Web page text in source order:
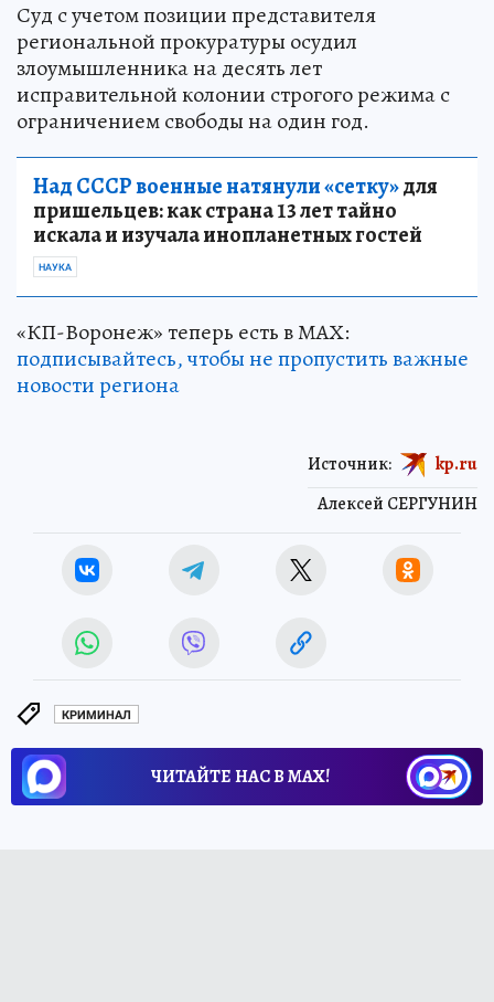
Суд с учетом позиции представителя
региональной прокуратуры осудил
злоумышленника на десять лет
исправительной колонии строгого режима с
ограничением свободы на один год.
Над СССР военные натянули «сетку»для
пришельцев: как страна 13 лет тайно
искала и изучала инопланетных гостей
НАУКА
«КП-Воронеж» теперь есть в МАХ:
подписывайтесь, чтобы не пропустить важные
новости региона
Алексей СЕРГУНИН
Источник: kp.ru
КРИМИНАЛ
ЧИТАЙТЕ НАС В МАХ!